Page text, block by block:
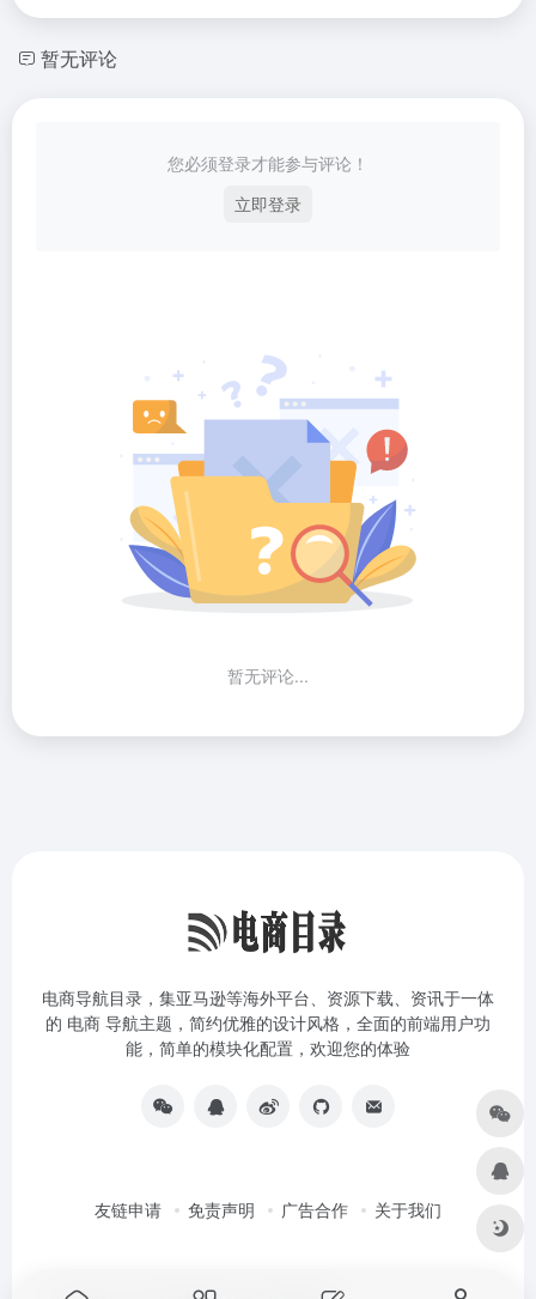
暂无评论
您必须登录才能参与评论！
立即登录
暂无评论...
电商导航目录，集亚马逊等海外平台、资源下载、资讯于一体
的 电商 导航主题，简约优雅的设计风格，全面的前端用户功
能，简单的模块化配置，欢迎您的体验
友链申请 免责声明 广告合作 关于我们